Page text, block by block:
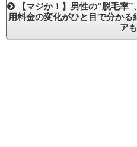
【マジか！】男性の“脱毛率
用料金の変化がひと目で分かる
ア